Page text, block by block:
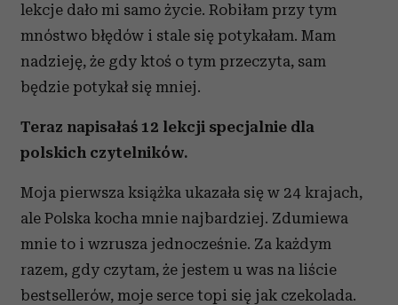
lekcje dało mi samo życie. Robiłam przy tym
mnóstwo błędów i stale się potykałam. Mam
nadzieję, że gdy ktoś o tym przeczyta, sam
będzie potykał się mniej.
Teraz napisałaś 12 lekcji specjalnie dla
polskich czytelników.
Moja pierwsza książka ukazała się w 24 krajach,
ale Polska kocha mnie najbardziej. Zdumiewa
mnie to i wzrusza jednocześnie. Za każdym
razem, gdy czytam, że jestem u was na liście
bestsellerów, moje serce topi się jak czekolada.